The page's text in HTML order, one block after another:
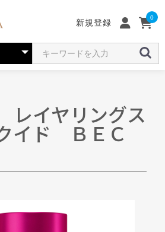
新規登録
0
レイヤリングス
イド ＢＥＣ